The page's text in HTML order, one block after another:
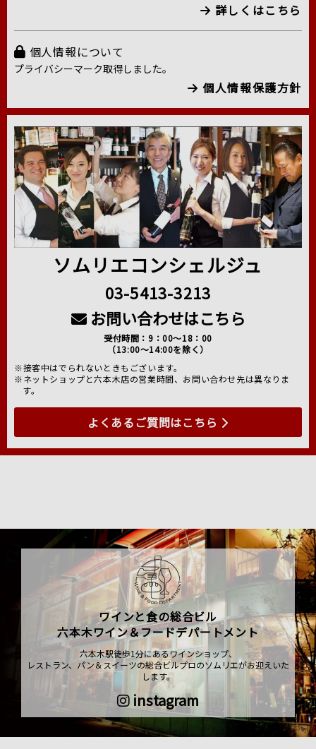
詳しくはこちら
個人情報について
プライバシーマーク取得しました。
個人情報保護方針
ソムリエコンシェルジュ
03-5413-3213
お問い合わせはこちら
受付時間：9：00～18：00
（13:00～14:00を除く）
※接客中はでられないときもございます。
※ネットショップと六本木店の営業時間、お問い合わせ先は異なりま
す。
よくあるご質問はこちら
ワインと食の総合ビル
六本木ワイン＆フードデパートメント
六本木駅徒歩1分にあるワインショップ、
レストラン、パン＆スイーツの総合ビルプロのソムリエがお迎えいた
します。
instagram